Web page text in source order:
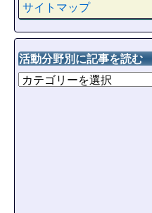
サイトマップ
活動分野別に記事を読む